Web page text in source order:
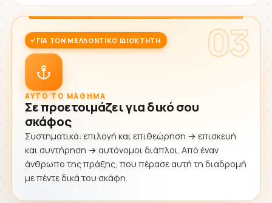
03
ΓΙΑ ΤΟΝ ΜΕΛΛΟΝΤΙΚΌ ΙΔΙΟΚΤΉΤΗ
ΑΥΤΌ ΤΟ ΜΆΘΗΜΑ
Σε προετοιμάζει για δικό σου
σκάφος
Συστηματικά: επιλογή και επιθεώρηση → επισκευή
και συντήρηση → αυτόνομοι διάπλοι. Από έναν
άνθρωπο της πράξης, που πέρασε αυτή τη διαδρομή
με πέντε δικά του σκάφη.